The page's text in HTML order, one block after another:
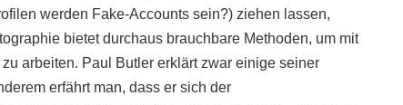
werden Fake-Accounts sein?) ziehen lassen,
bietet durchaus brauchbare Methoden, um mit
arbeiten. Paul Butler erklärt zwar einige seiner
erfährt man, dass er sich der